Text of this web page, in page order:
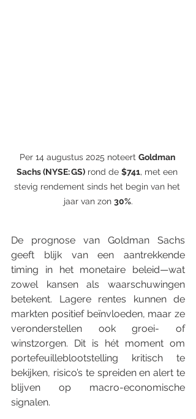
Per 14 augustus 2025 noteert Goldman
Sachs (NYSE: GS) rond de $741, met een
stevig rendement sinds het begin van het
jaar van zon 30%.
De prognose van Goldman Sachs
geeft blijk van een aantrekkende
timing in het monetaire beleid—wat
zowel kansen als waarschuwingen
betekent. Lagere rentes kunnen de
markten positief beïnvloeden, maar ze
veronderstellen ook groei- of
winstzorgen. Dit is hét moment om
portefeuilleblootstelling kritisch te
bekijken, risico’s te spreiden en alert te
blijven op macro-economische
signalen.